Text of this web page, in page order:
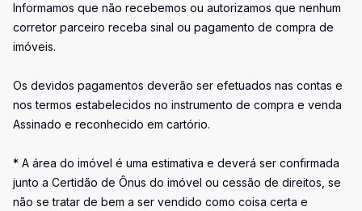
Informamos que não recebemos ou autorizamos que nenhum
corretor parceiro receba sinal ou pagamento de compra de
imóveis.
Os devidos pagamentos deverão ser efetuados nas contas e
nos termos estabelecidos no instrumento de compra e venda
Assinado e reconhecido em cartório.
* A área do imóvel é uma estimativa e deverá ser confirmada
junto a Certidão de Ônus do imóvel ou cessão de direitos, se
não se tratar de bem a ser vendido como coisa certa e